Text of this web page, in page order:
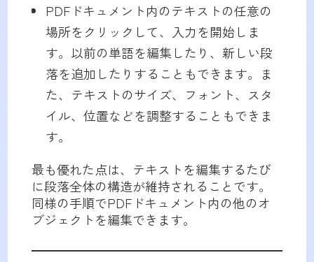
PDFドキュメント内のテキストの任意の
場所をクリックして、入力を開始しま
す。以前の単語を編集したり、新しい段
落を追加したりすることもできます。ま
た、テキストのサイズ、フォント、スタ
イル、位置などを調整することもできま
す。
最も優れた点は、テキストを編集するたび
に段落全体の構造が維持されることです。
同様の手順でPDFドキュメント内の他のオ
ブジェクトを編集できます。